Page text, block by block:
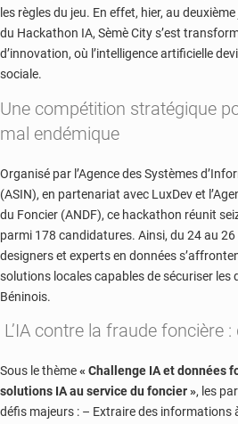
les règles du jeu. En effet, hier, au
du Hackathon IA, Sèmè City s’est
d’innovation, où l’intelligence artificielle
sociale.
Une compétition stratégique
mal endémique
Organisé par l’Agence des Systèmes
(ASIN), en partenariat avec LuxDev et
du Foncier (ANDF), ce hackathon réunit
parmi 178 candidatures. Ainsi, du 24 au
designers et experts en données
solutions locales capables de sécuriser les
Béninois.
L’IA contre la fraude foncière
Sous le thème« Challenge IA et données
solutions IA au service du foncier », les
défis majeurs : – Extraire des informations